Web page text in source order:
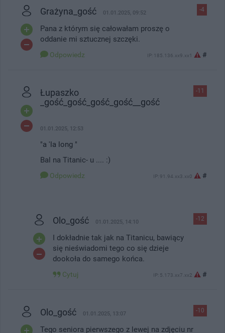
-4
Grażyna_gość 01.01.2025, 09:52
Pana z którym się całowałam proszę o
oddanie mi sztucznej szczęki.
Odpowiedz IP: 185.136.xx9.xx1 #
-11
Łupaszko
_gość_gość_gość_gość__gość
01.01.2025, 12:53
"a 'la long "
Bal na Titanic- u .... :)
Odpowiedz IP: 91.94.xx3.xx0 #
-12
Olo_gość 01.01.2025, 14:10
I dokładnie tak jak na Titanicu, bawiący
się nieświadomi tego co się dzieje
dookoła do samego końca.
Cytuj IP: 5.173.xx7.xx2 #
-10
Olo_gość 01.01.2025, 13:07
Tego seniora pierwszego z lewej na zdjęciu nr